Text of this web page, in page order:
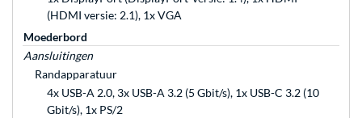
(HDMI versie: 2.1), 1x VGA
Moederbord
Aansluitingen
Randapparatuur
4x USB-A 2.0, 3x USB-A 3.2 (5 Gbit/s), 1x USB-C 3.2 (10
Gbit/s), 1x PS/2